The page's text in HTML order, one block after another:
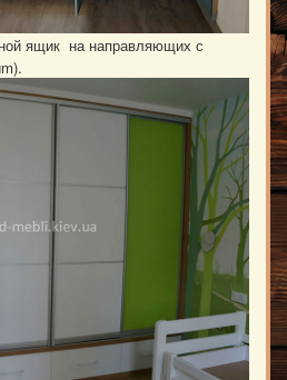
ящик на направляющих с